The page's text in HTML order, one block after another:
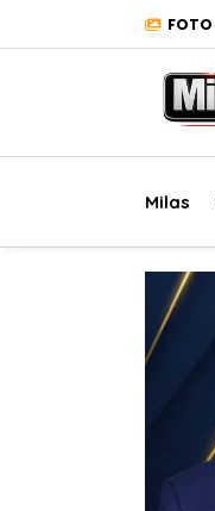
FOTO
Milas